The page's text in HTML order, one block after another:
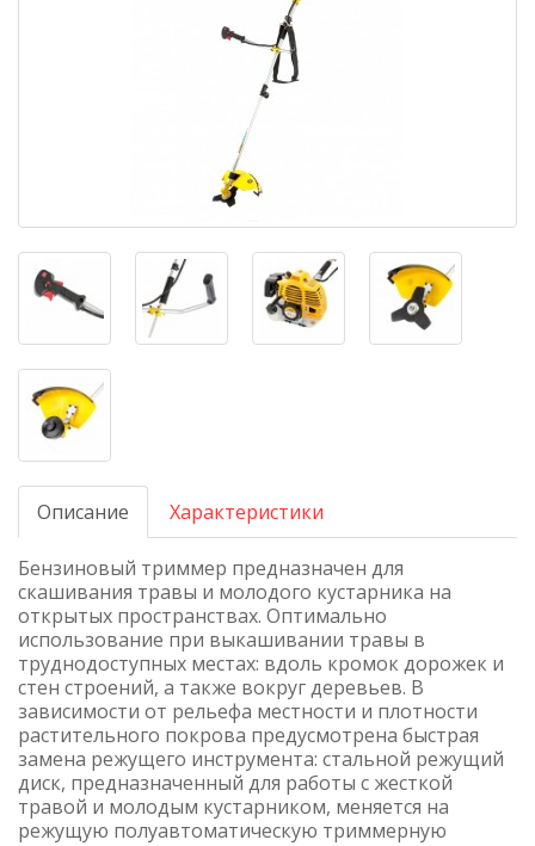
Описание Характеристики
Бензиновый триммер предназначен для
скашивания травы и молодого кустарника на
открытых пространствах. Оптимально
использование при выкашивании травы в
труднодоступных местах: вдоль кромок дорожек и
стен строений, а также вокруг деревьев. В
зависимости от рельефа местности и плотности
растительного покрова предусмотрена быстрая
замена режущего инструмента: стальной режущий
диск, предназначенный для работы с жесткой
травой и молодым кустарником, меняется на
режущую полуавтоматическую триммерную